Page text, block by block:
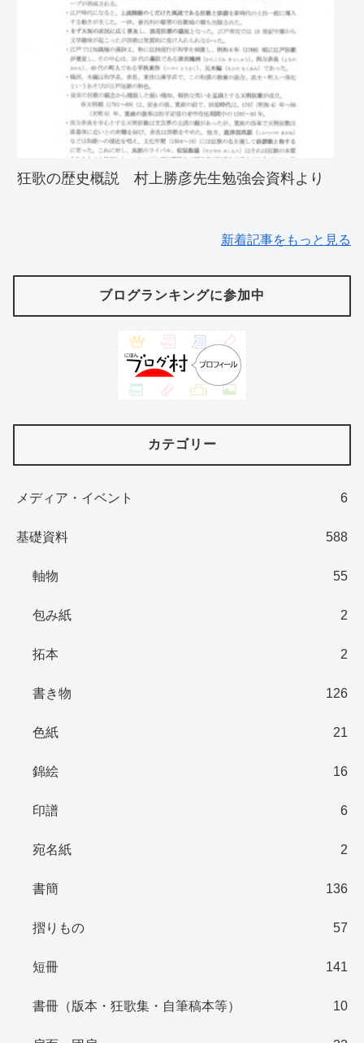
狂歌の歴史概説 村上勝彦先生勉強会資料より
新着記事をもっと見る
ブログランキングに参加中
カテゴリー
メディア・イベント 6
基礎資料 588
軸物 55
包み紙 2
拓本 2
書き物 126
色紙 21
錦絵 16
印譜 6
宛名紙 2
書簡 136
摺りもの 57
短冊 141
書冊（版本・狂歌集・自筆稿本等） 10